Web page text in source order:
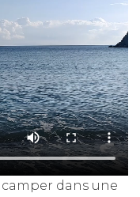
dans une